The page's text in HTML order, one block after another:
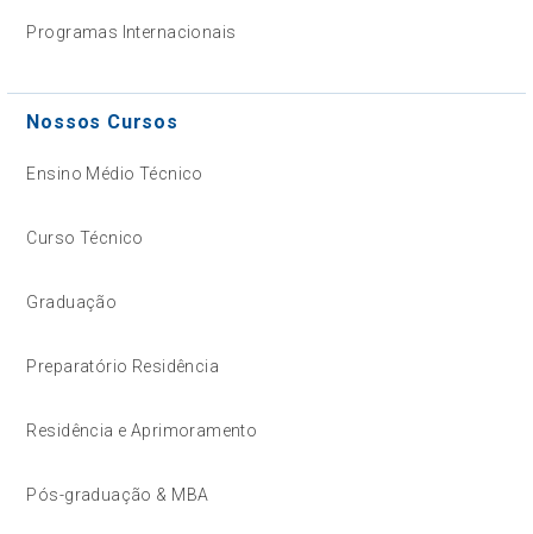
Programas Internacionais
Nossos Cursos
Ensino Médio Técnico
Curso Técnico
Graduação
Preparatório Residência
Residência e Aprimoramento
Pós-graduação & MBA